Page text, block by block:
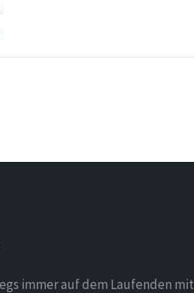
immer auf dem Laufenden mit